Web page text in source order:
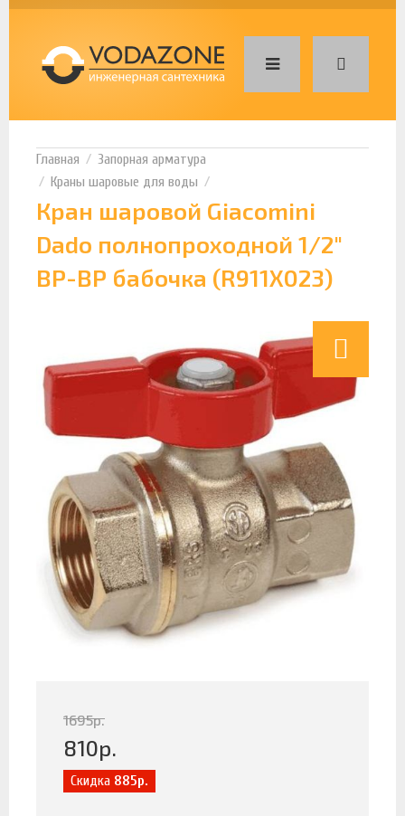
Запорная арматура
Краны шаровые для воды
Кран шаровой Giacomini
Dado полнопроходной 1/2"
ВР-ВР бабочка (R911X023)
1695р.
810р.
Скидка 885р.